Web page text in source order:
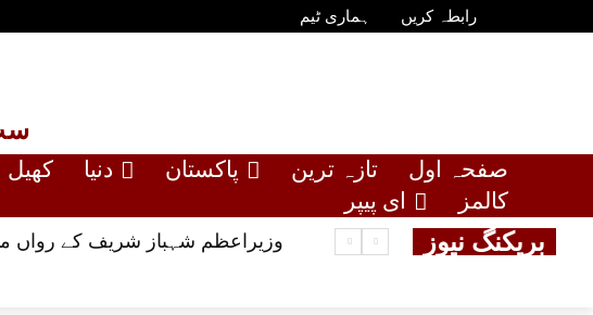
رابطہ کریں ہماری ٹیم
صفحہ اول تازہ ترین پاکستان دنیا کھیل
کالمز
ای پیپر
بریکنگ نیوز وزیراعظم شہباز شریف کے رواں ماہ مزید 2غیر ملکی